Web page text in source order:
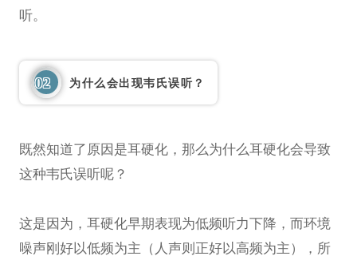
听。
02 为什么会出现韦氏误听？
既然知道了原因是耳硬化，那么为什么耳硬化会导致
这种韦氏误听呢？
这是因为，耳硬化早期表现为低频听力下降，而环境
噪声刚好以低频为主（人声则正好以高频为主），所